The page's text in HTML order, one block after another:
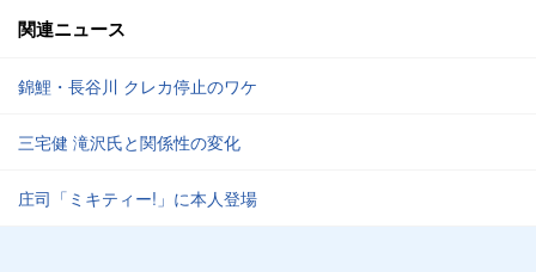
関連ニュース
錦鯉・長谷川 クレカ停止のワケ
三宅健 滝沢氏と関係性の変化
庄司「ミキティー!」に本人登場